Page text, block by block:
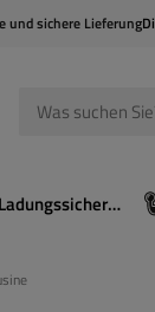
und sichere Lieferung
Ladungssicherung